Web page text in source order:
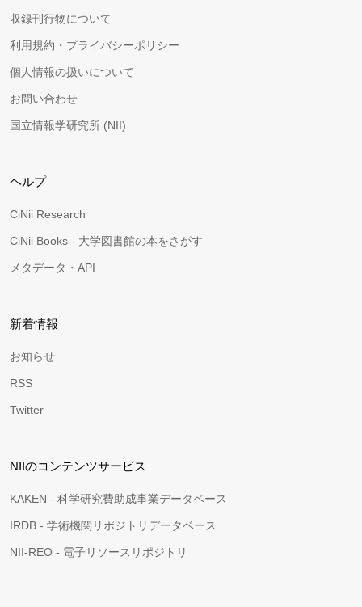
収録刊行物について
利用規約・プライバシーポリシー
個人情報の扱いについて
お問い合わせ
国立情報学研究所 (NII)
ヘルプ
CiNii Research
CiNii Books - 大学図書館の本をさがす
メタデータ・API
新着情報
お知らせ
RSS
Twitter
NIIのコンテンツサービス
KAKEN - 科学研究費助成事業データベース
IRDB - 学術機関リポジトリデータベース
NII-REO - 電子リソースリポジトリ